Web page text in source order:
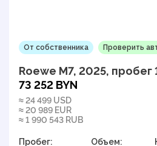
От собственника Проверить
Roewe M7, 2025,
73 252 BYN
≈ 24 499 USD
≈ 20 989 EUR
≈ 1 990 543 RUB
Пробег:
Объем: